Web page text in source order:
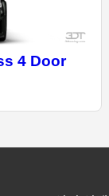
4 Door